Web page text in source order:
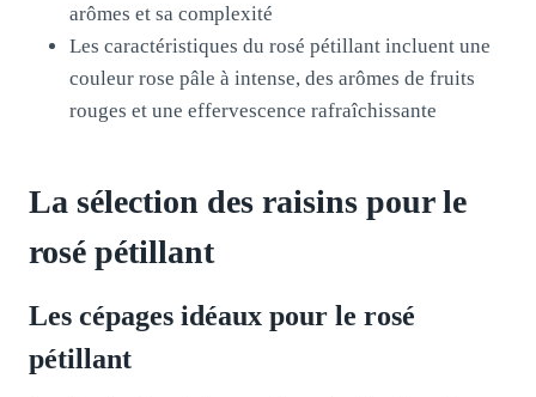
arômes et sa complexité
Les caractéristiques du rosé pétillant incluent une
couleur rose pâle à intense, des arômes de fruits
rouges et une effervescence rafraîchissante
La sélection des raisins pour le
rosé pétillant
Les cépages idéaux pour le rosé
pétillant